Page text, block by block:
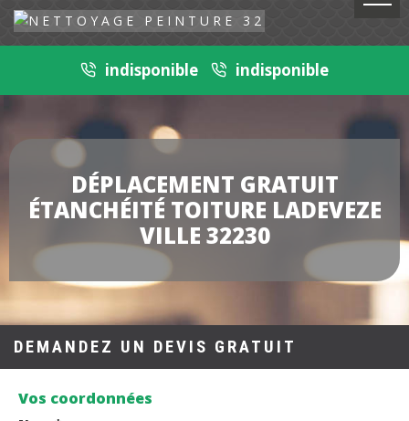
indisponible indisponible
DÉPLACEMENT GRATUIT
ÉTANCHÉITÉ TOITURE LADEVEZE
VILLE 32230
DEMANDEZ UN DEVIS GRATUIT
Vos coordonnées